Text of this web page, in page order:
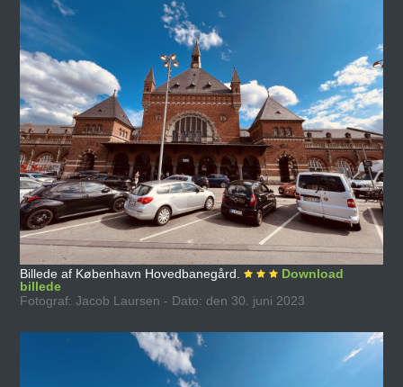
Billede af København Hovedbanegård.
Download
billede
Fotograf: Jacob Laursen - Dato: den 30. juni 2023